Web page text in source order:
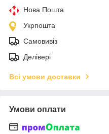
Нова Пошта
Укрпошта
Самовивіз
Делівері
Всі умови доставки
Умови оплати